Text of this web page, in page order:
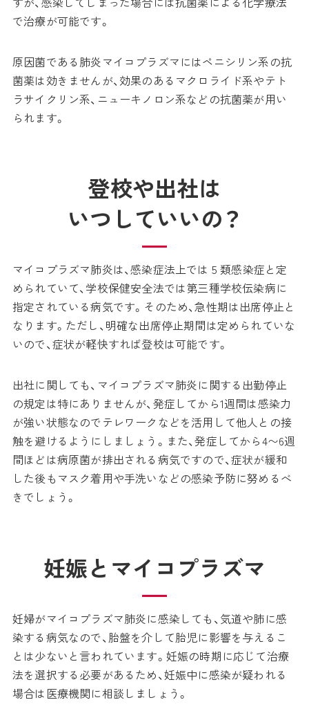
で治療が可能です。
原因菌である肺炎マイコプラズマにはペニシリン系の抗
菌薬は効きませんが、効果のあるマクロライド系やテト
ラサイクリン系、ニューキノロン系などの抗菌薬が用い
られます。
登校や出社は
いつしていいの？
マイコプラズマ肺炎は、感染症法上では 5 類感染症と定
められていて、学校保健安全法では第三種学校伝染病に
指定されている病気です。そのため、急性期は出席停止と
なります。ただし、明確な出席停止期間は定められていな
いので、症状が軽快すれば登校は可能です。
出社に関しても、マイコプラズマ肺炎に関する出勤停止
の規定は特にありませんが、発症してから1週間は感染力
が強い状態なのでテレワークなどを活用して他人との接
触を避けるようにしましょう。また、発症してから4〜6週
間ほどは病原菌が排出される病気ですので、症状が緩和
した後もマスク着用や手洗いなどの感染予防に努めるべ
きでしょう。
妊娠とマイコプラズマ
妊婦がマイコプラズマ肺炎に感染しても、気道や肺に感
染する病気なので、胎盤を介して胎児に影響を与えるこ
とは少ないと言われています。妊娠の時期に応じて治療
法を選択する必要があるため、妊娠中に感染が疑われる
場合は医療機関に相談しましょう。